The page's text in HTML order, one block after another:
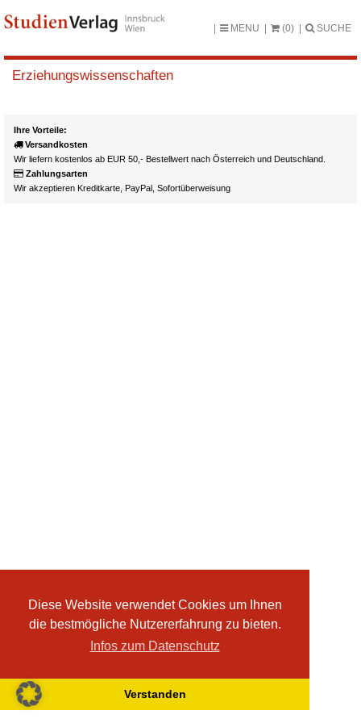
Diese Website verwendet Cookies um Ihnen
die bestmögliche Nutzererfahrung zu bieten.
Infos zum Datenschutz
Verstanden
MENU (0) SUCHE
Erziehungswissenschaften
Ihre Vorteile:
Versandkosten
Wir liefern kostenlos ab EUR 50,- Bestellwert nach Österreich und Deutschland.
Zahlungsarten
Wir akzeptieren Kreditkarte, PayPal, Sofortüberweisung